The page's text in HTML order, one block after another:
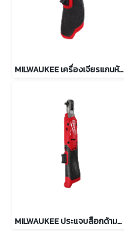
MILWAUKEE เครื่องเจียรแกนหัวงอไร้สาย 12 โวลต์ รุ่น M12 FDGA2-0
MILWAUKEE ประแจบล็อกด้ามฟรี 1/4″ 61 Nm รุ่น M12 FIR14G2-0B0